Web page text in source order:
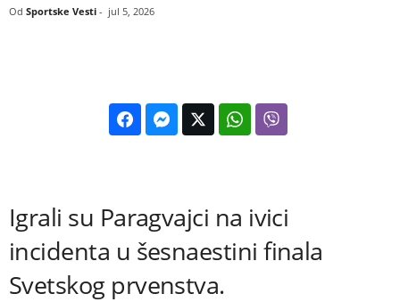
Od Sportske Vesti - jul 5, 2026
Igrali su Paragvajci na ivici
incidenta u šesnaestini finala
Svetskog prvenstva.